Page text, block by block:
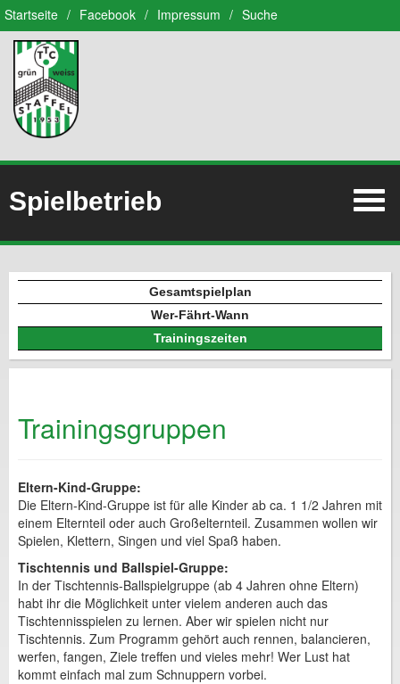
Startseite / Facebook / Impressum / Suche
Spielbetrieb
Gesamtspielplan
Wer-Fährt-Wann
Trainingszeiten
Trainingsgruppen
Eltern-Kind-Gruppe:
Die Eltern-Kind-Gruppe ist für alle Kinder ab ca. 1 1/2 Jahren mit
einem Elternteil oder auch Großelternteil. Zusammen wollen wir
Spielen, Klettern, Singen und viel Spaß haben.
Tischtennis und Ballspiel-Gruppe:
In der Tischtennis-Ballspielgruppe (ab 4 Jahren ohne Eltern)
habt ihr die Möglichkeit unter vielem anderen auch das
Tischtennisspielen zu lernen. Aber wir spielen nicht nur
Tischtennis. Zum Programm gehört auch rennen, balancieren,
werfen, fangen, Ziele treffen und vieles mehr! Wer Lust hat
kommt einfach mal zum Schnuppern vorbei.